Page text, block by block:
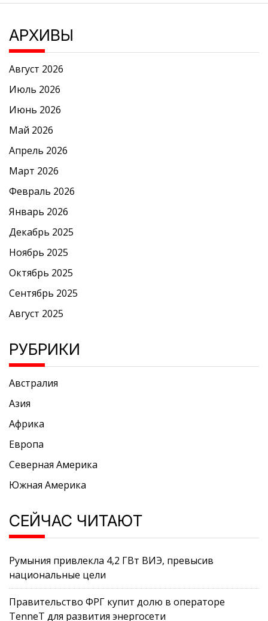
АРХИВЫ
Август 2026
Июль 2026
Июнь 2026
Май 2026
Апрель 2026
Март 2026
Февраль 2026
Январь 2026
Декабрь 2025
Ноябрь 2025
Октябрь 2025
Сентябрь 2025
Август 2025
РУБРИКИ
Австралия
Азия
Африка
Европа
Северная Америка
Южная Америка
СЕЙЧАС ЧИТАЮТ
Румыния привлекла 4,2 ГВт ВИЭ, превысив
национальные цели
Правительство ФРГ купит долю в операторе
TenneT для развития энергосети